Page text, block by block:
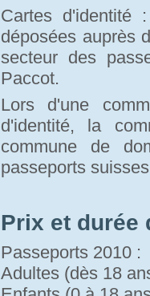
Cartes d'identité
déposées auprès
secteur des
Paccot.
Lors d'une
d'identité, la
commune de
passeports
Prix et durée
Passeports 2010 :
Adultes (dès 18